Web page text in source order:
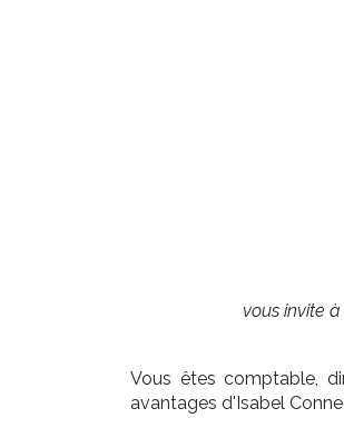
vous invite
Vous êtes comptable,
avantages d'Isabel